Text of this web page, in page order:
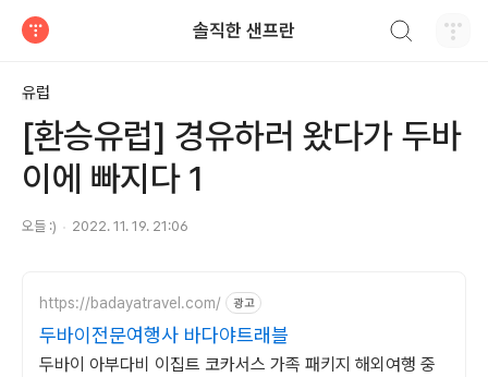
솔직한 샌프란
유럽
[환승유럽] 경유하러 왔다가 두바
이에 빠지다 1
오들 :) 2022. 11. 19. 21:06
https://badayatravel.com/ 광고
두바이전문여행사 바다야트래블
두바이 아부다비 이집트 코카서스 가족 패키지 해외여행 중